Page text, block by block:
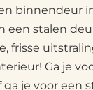
binnendeur
een stalen
frisse
Ga je
ga je voor een